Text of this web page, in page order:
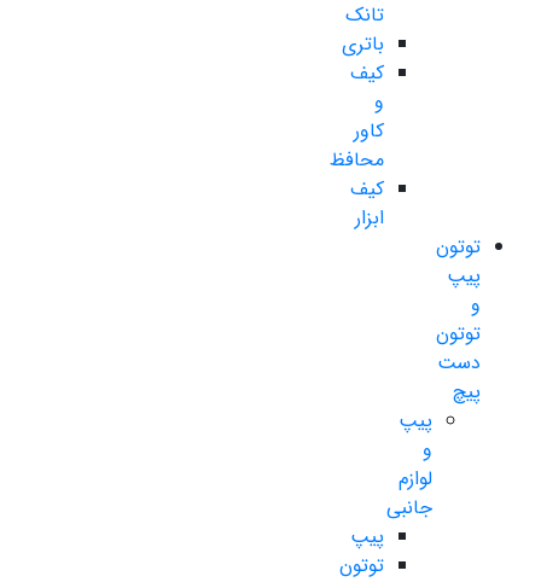
تانک
باتری
کیف
و
کاور
محافظ
کیف
ابزار
توتون
پیپ
و
توتون
دست
پیچ
پیپ
و
لوازم
جانبی
پیپ
توتون